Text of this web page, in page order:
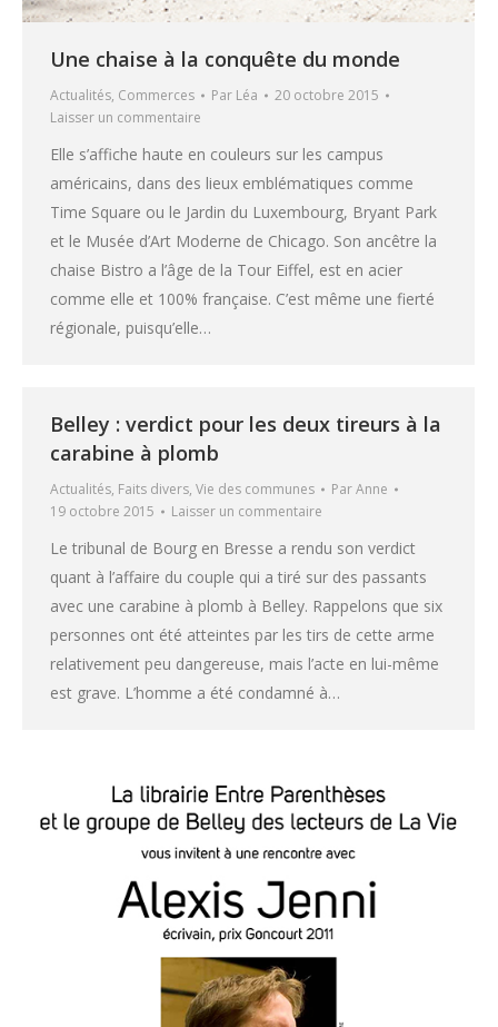
Une chaise à la conquête du monde
Actualités, Commerces Par Léa
20 octobre 2015
Laisser un commentaire
Elle s’affiche haute en couleurs sur les campus
américains, dans des lieux emblématiques comme
Time Square ou le Jardin du Luxembourg, Bryant Park
et le Musée d’Art Moderne de Chicago. Son ancêtre la
chaise Bistro a l’âge de la Tour Eiffel, est en acier
comme elle et 100% française. C’est même une fierté
régionale, puisqu’elle…
Belley : verdict pour les deux tireurs à la
carabine à plomb
Actualités, Faits divers, Vie des communes ParAnne
19 octobre 2015
Laisser un commentaire
Le tribunal de Bourg en Bresse a rendu son verdict
quant à l’affaire du couple qui a tiré sur des passants
avec une carabine à plomb à Belley. Rappelons que six
personnes ont été atteintes par les tirs de cette arme
relativement peu dangereuse, mais l’acte en lui-même
est grave. L’homme a été condamné à…